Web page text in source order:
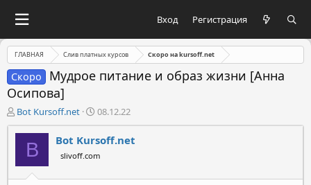
Вход Регистрация
ГЛАВНАЯ Слив платных курсов Скоро на kursoff.net
Скоро
Мудрое питание и образ жизни [Анна
Осипова]
А
в
т
Bot Kursoff.net
Д
а
т
а
н
08.12.22
B Bot Kursoff.net
slivoff.com